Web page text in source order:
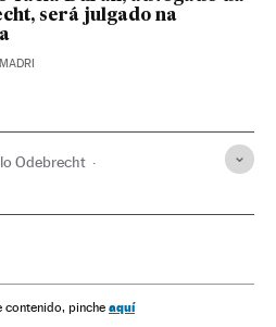
será julgado na
Odebrecht
ilegal
Financiamento partidos
contenido, pinche aquí